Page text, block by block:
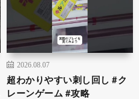
2026.08.07
超わかりやすい刺し回し #ク
レーンゲーム #攻略